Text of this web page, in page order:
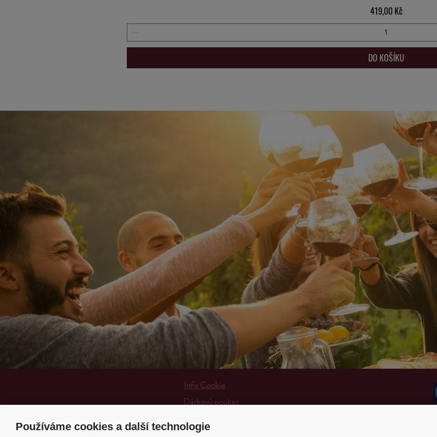
Používáme cookies a další technologie
Cena
419,00 Kč
DO KOŠÍKU
Info Cookie
Obchodní podmínky
Dárkový poukaz